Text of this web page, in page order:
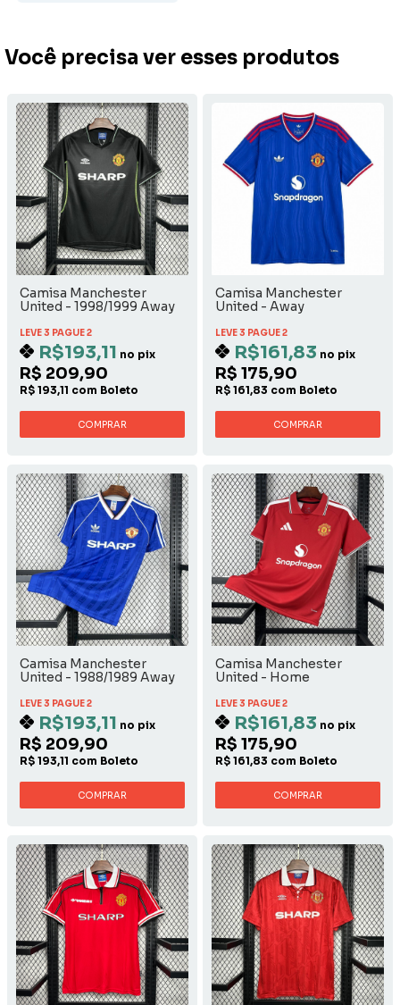
Você precisa ver esses produtos
Camisa Manchester
United - 1998/1999 Away
LEVE 3 PAGUE 2
R$193,11 no pix
R$ 209,90
R$ 193,11 com Boleto
COMPRAR
Camisa Manchester
United - Away
LEVE 3 PAGUE 2
R$161,83 no pix
R$ 175,90
R$ 161,83 com Boleto
COMPRAR
Camisa Manchester
United - 1988/1989 Away
LEVE 3 PAGUE 2
R$193,11 no pix
R$ 209,90
R$ 193,11 com Boleto
COMPRAR
Camisa Manchester
United - Home
LEVE 3 PAGUE 2
R$161,83 no pix
R$ 175,90
R$ 161,83 com Boleto
COMPRAR